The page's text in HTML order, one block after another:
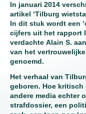
In januari 2014
artikel ‘Tilburg
In dit stuk wordt een
cijfers uit het rapport
verdachte Alain S.
van het
genoemd.
Het verhaal van
geboren. Hoe kritisch
andere media echter
strafdossier, een